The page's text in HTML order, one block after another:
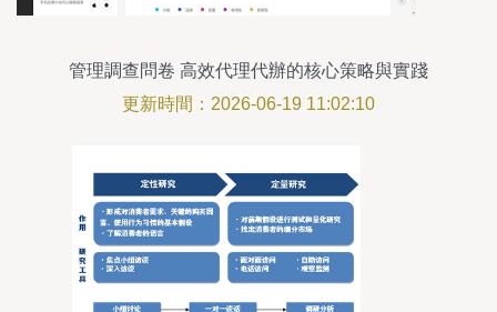
管理調查問卷 高效代理代辦的核心策略與實踐
更新時間：2026-06-19 11:02:10